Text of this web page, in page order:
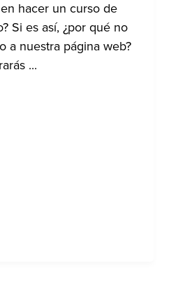
hacer un curso de
Si es así, ¿por qué no
a nuestra página web?
...